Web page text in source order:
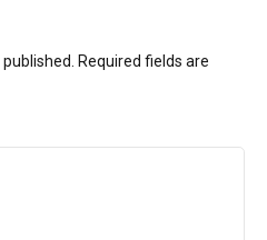
Required fields are